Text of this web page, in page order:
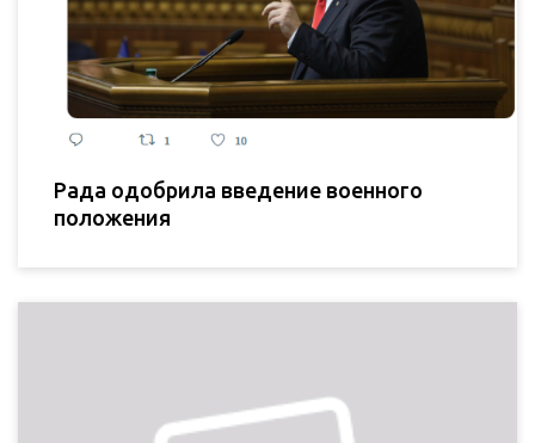
Рада одобрила введение военного
положения